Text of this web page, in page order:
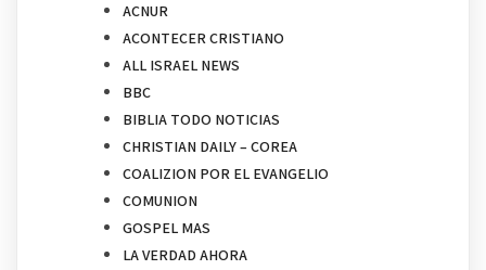
ACNUR
ACONTECER CRISTIANO
ALL ISRAEL NEWS
BBC
BIBLIA TODO NOTICIAS
CHRISTIAN DAILY – COREA
COALIZION POR EL EVANGELIO
COMUNION
GOSPEL MAS
LA VERDAD AHORA